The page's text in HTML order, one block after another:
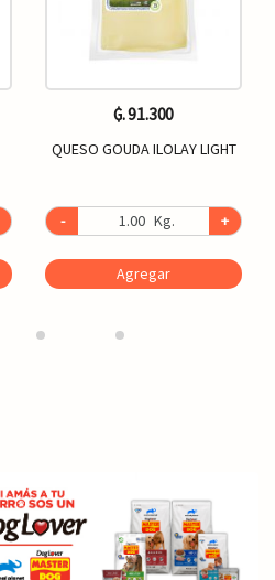
₲. 91.300
QUESO GOUDA ILOLAY LIGHT
- Kg. +
Agregar